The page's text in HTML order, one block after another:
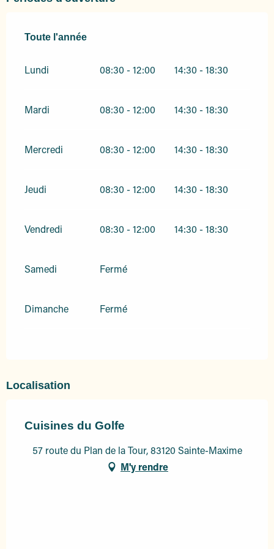
Toute l'année
Toute l'année
Lundi 08:30 - 12:00 14:30 - 18:30
Mardi 08:30 - 12:00 14:30 - 18:30
Mercredi 08:30 - 12:00 14:30 - 18:30
Jeudi 08:30 - 12:00 14:30 - 18:30
Vendredi 08:30 - 12:00 14:30 - 18:30
Samedi Fermé
Dimanche Fermé
Localisation
Cuisines du Golfe
57 route du Plan de la Tour, 83120 Sainte-Maxime
M'y rendre